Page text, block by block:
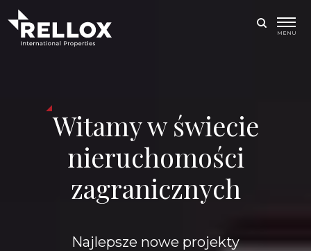
MENU
Witamy w świecie
nieruchomości
zagranicznych
Najlepsze nowe projekty